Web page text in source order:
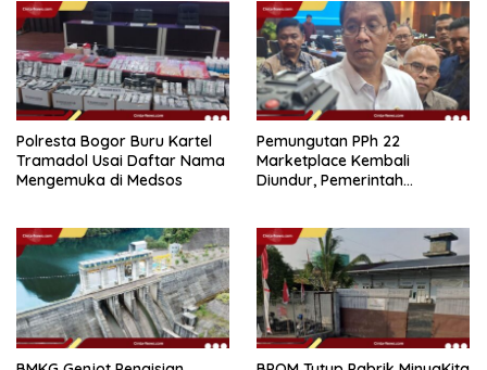
Polresta Bogor Buru Kartel
Tramadol Usai Daftar Nama
Mengemuka di Medsos
Pemungutan PPh 22
Marketplace Kembali
Diundur, Pemerintah